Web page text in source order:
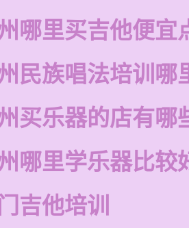
哪里买吉他便宜
民族唱法培训哪
买乐器的店有哪
哪里学乐器比较
吉他培训